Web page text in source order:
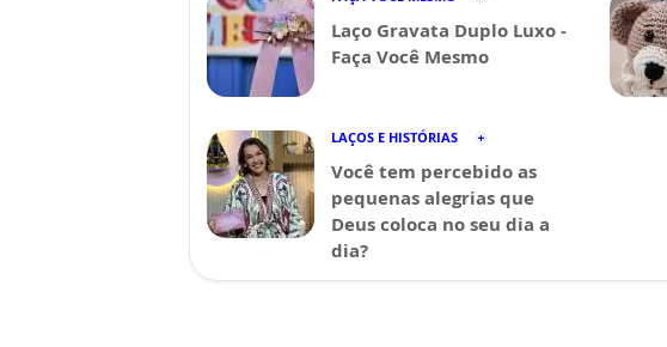
Laço Gravata Duplo Luxo -
Faça Você Mesmo
LAÇOS E HISTÓRIAS
Você tem percebido as
pequenas alegrias que
Deus coloca no seu dia a
dia?